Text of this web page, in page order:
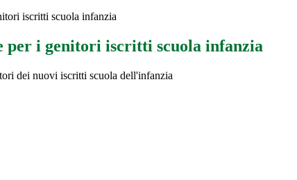
iscritti scuola infanzia
per i genitori iscritti scuola infanzia
dei nuovi iscritti scuola dell'infanzia